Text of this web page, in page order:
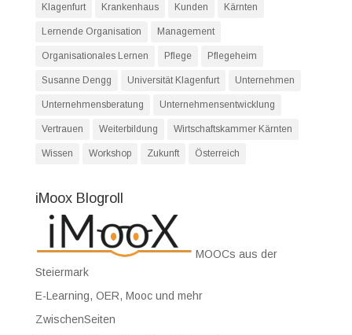
Klagenfurt Krankenhaus Kunden Kärnten
Lernende Organisation Management
Organisationales Lernen Pflege Pflegeheim
Susanne Dengg Universität Klagenfurt Unternehmen
Unternehmensberatung Unternehmensentwicklung
Vertrauen Weiterbildung Wirtschaftskammer Kärnten
Wissen Workshop Zukunft Österreich
iMoox Blogroll
MOOCs aus der
Steiermark
E-Learning, OER, Mooc und mehr
ZwischenSeiten